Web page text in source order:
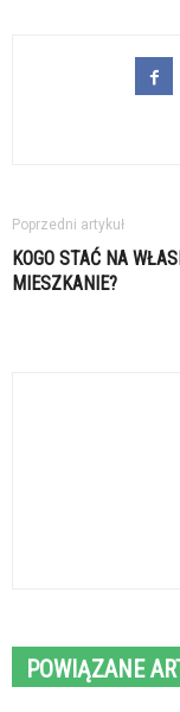
Poprzedni artykuł
KOGO STAĆ NA
MIESZKANIE?
POWIĄZANE